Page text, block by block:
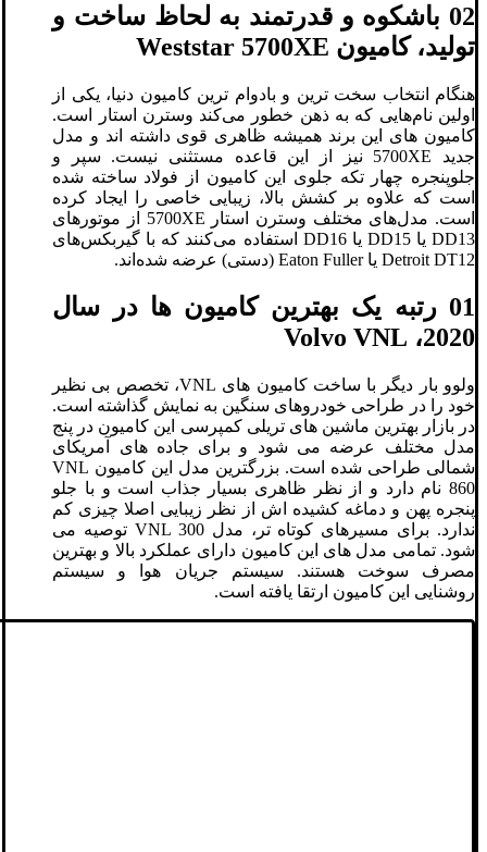
02 باشکوه و قدرتمند به لحاظ ساخت و
تولید، کامیون Weststar 5700XE
هنگام انتخاب سخت‌ ترین و بادوام‌ ترین کامیون دنیا، یکی از
اولین نام‌هایی که به ذهن خطور می‌کند وسترن استار است.
کامیون های این برند همیشه ظاهری قوی داشته اند و مدل
جدید 5700XE نیز از این قاعده مستثنی نیست. سپر و
جلوپنجره چهار تکه جلوی این کامیون از فولاد ساخته شده
است که علاوه بر کشش بالا، زیبایی خاصی را ایجاد کرده
است. مدل‌های مختلف وسترن استار 5700XE از موتورهای
DD13 یا DD15 یا DD16 استفاده می‌کنند که با گیربکس‌های
Detroit DT12 یا Eaton Fuller (دستی) عرضه شده‌اند.
01 رتبه یک بهترین کامیون ها در سال
2020، Volvo VNL
ولوو بار دیگر با ساخت کامیون های VNL، تخصص بی نظیر
خود را در طراحی خودروهای سنگین به نمایش گذاشته است.
در بازار بهترین ماشین های تریلی کمپرسی این کامیون در پنج
مدل مختلف عرضه می شود و برای جاده های آمریکای
شمالی طراحی شده است. بزرگترین مدل این کامیون VNL
860 نام دارد و از نظر ظاهری بسیار جذاب است و با جلو
پنجره پهن و دماغه کشیده اش از نظر زیبایی اصلا چیزی کم
ندارد. برای مسیرهای کوتاه تر، مدل VNL 300 توصیه می
شود. تمامی مدل های این کامیون دارای عملکرد بالا و بهترین
مصرف سوخت هستند. سیستم جریان هوا و سیستم
روشنایی این کامیون ارتقا یافته است.